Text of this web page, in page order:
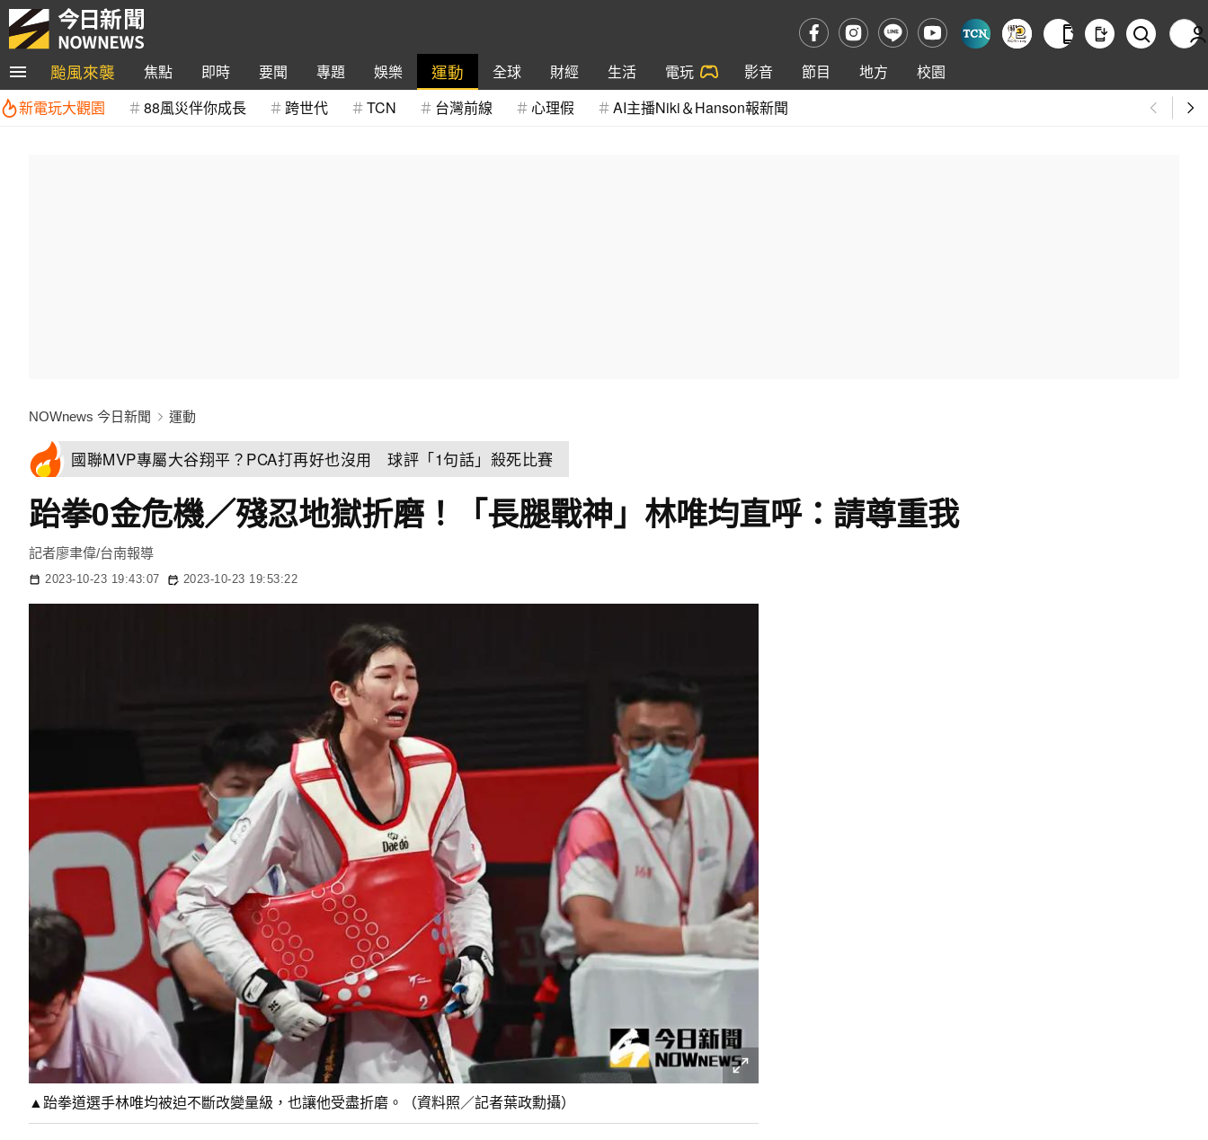
颱風來襲 焦點 即時 要聞 專題 娛樂 運動 全球 財經 生活 電玩 影音 節目 地方
校園
新電玩大觀園
88風災伴你成長 跨世代 TCN 台灣前線 心理假 AI主播Niki＆Hanson報新聞
NOWnews 今日新聞 運動
國聯MVP專屬大谷翔平？PCA打再好也沒用 球評「1句話」殺死比賽
跆拳0金危機／殘忍地獄折磨！「長腿戰神」林唯均直呼：請尊重我
記者廖聿偉/台南報導
2023-10-23 19:43:07 2023-10-23 19:53:22
▲跆拳道選手林唯均被迫不斷改變量級，也讓他受盡折磨。（資料照／記者葉政勳攝）